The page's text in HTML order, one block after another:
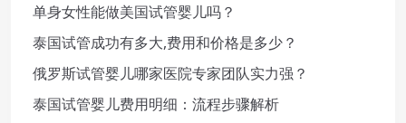
单身女性能做美国试管婴儿吗？
泰国试管成功有多大,费用和价格是多少？
俄罗斯试管婴儿哪家医院专家团队实力强？
泰国试管婴儿费用明细：流程步骤解析